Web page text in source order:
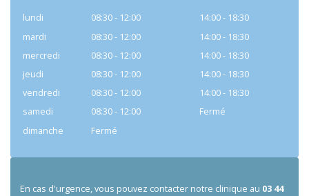
lundi 08:30 - 12:00
14:00 - 18:30
mardi
08:30 - 12:00
14:00 - 18:30
mercredi
08:30 - 12:00
14:00 - 18:30
jeudi
08:30 - 12:00
14:00 - 18:30
vendredi
08:30 - 12:00
14:00 - 18:30
samedi
08:30 - 12:00
Fermé
dimanche
Fermé
En cas d'urgence, vous pouvez contacter notre clinique au 03 44